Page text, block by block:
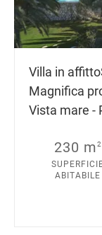
Villa in affitto
Magnifica
Vista mare -
230 m2
ABITABILE